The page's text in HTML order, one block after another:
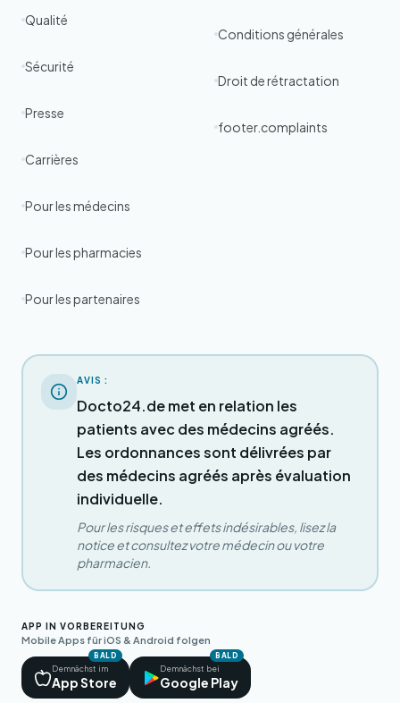
Qualité
Sécurité
Presse
Carrières
Pour les médecins
Pour les pharmacies
Pour les partenaires
Conditions générales
Droit de rétractation
footer.complaints
AVIS :
Docto24.de met en relation les
patients avec des médecins agréés.
Les ordonnances sont délivrées par
des médecins agréés après évaluation
individuelle.
Pour les risques et effets indésirables, lisez la
notice et consultez votre médecin ou votre
pharmacien.
APP IN VORBEREITUNG
Mobile Apps für iOS & Android folgen
BALD
Demnächst im
App Store
BALD
Demnächst bei
Google Play